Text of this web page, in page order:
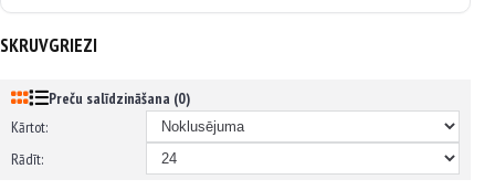
SKRUVGRIEZI
Preču salīdzināšana (0)
Kārtot:
Rādīt: